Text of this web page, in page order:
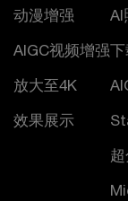
动漫增强
AIGC视频增强
放大至4K
效果展示
AI